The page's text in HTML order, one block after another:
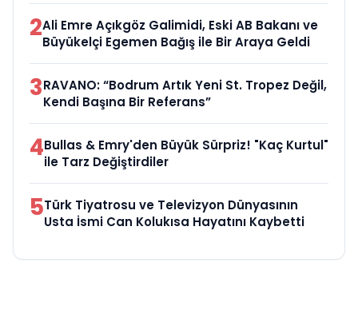
2Ali Emre Açıkgöz Galimidi, Eski AB Bakanı ve
Büyükelçi Egemen Bağış ile Bir Araya Geldi
3RAVANO: “Bodrum Artık Yeni St. Tropez Değil,
Kendi Başına Bir Referans”
4Bullas & Emry'den Büyük Sürpriz! "Kaç Kurtul"
ile Tarz Değiştirdiler
5Türk Tiyatrosu ve Televizyon Dünyasının
Usta İsmi Can Kolukısa Hayatını Kaybetti